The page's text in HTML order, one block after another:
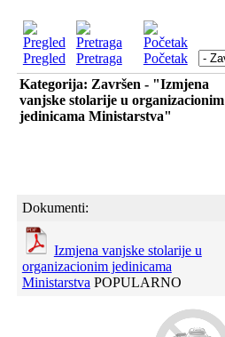
Pregled Pretraga
Početak
Kategorija: Završen - "Izmjena
vanjske stolarije u organizacionim
jedinicama Ministarstva"
Dokumenti:
Izmjena vanjske stolarije u
organizacionim jedinicama
Ministarstva POPULARNO